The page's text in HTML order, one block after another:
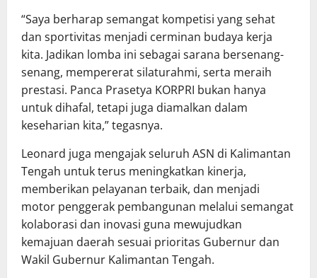
“Saya berharap semangat kompetisi yang sehat
dan sportivitas menjadi cerminan budaya kerja
kita. Jadikan lomba ini sebagai sarana bersenang-
senang, mempererat silaturahmi, serta meraih
prestasi. Panca Prasetya KORPRI bukan hanya
untuk dihafal, tetapi juga diamalkan dalam
keseharian kita,” tegasnya.
Leonard juga mengajak seluruh ASN di Kalimantan
Tengah untuk terus meningkatkan kinerja,
memberikan pelayanan terbaik, dan menjadi
motor penggerak pembangunan melalui semangat
kolaborasi dan inovasi guna mewujudkan
kemajuan daerah sesuai prioritas Gubernur dan
Wakil Gubernur Kalimantan Tengah.